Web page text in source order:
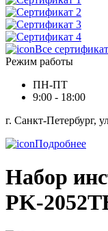
Все
Режим работы
ПН-ПТ
9:00 - 18:00
г. Санкт-Петербург,
Подробнее
Набор
PK-